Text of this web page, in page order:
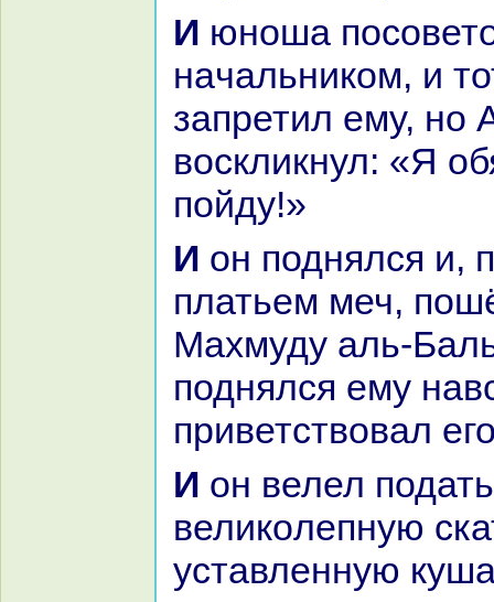
И юноша посоветовался с
нaчальникoм, и
запретил ему, но
воскликнул: «Я
пойду!»
И он поднялся и, подвязав под
платьем меч,
Махмуду аль-
поднялся ему
приветствовал
И он велел подать
великoлепную
уставленную